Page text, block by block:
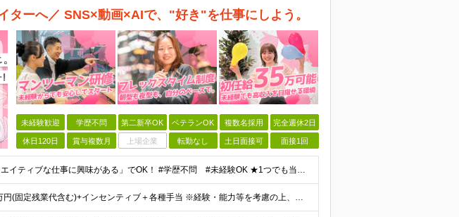
ターへ／ SNS×動画×AIで、"好き"を仕事にしよう。
未経験歓迎 学歴不問 第二新卒OK ベテランOK 複数名採用 完全週休2日
休日120日 賞与複数月 上場企業 転勤なし 土日面接可 面接1回
応募理由は「クリエイティブな仕事に興味がある」でOK！ #学歴不問 #未経験OK ★1つでも当てはまれば、マッチング率高め★ □ SNSやYouTubeに興味がある方 □ アイデアを考えることが好き
月給28万円～35万円(固定残業代含む)+インセンティブ＋各種手当 ※経験・能力等を考慮の上、決定します。 ※残業はほとんどありませんが、発生した場合は時間外手当を100％支給します。 【固定残業